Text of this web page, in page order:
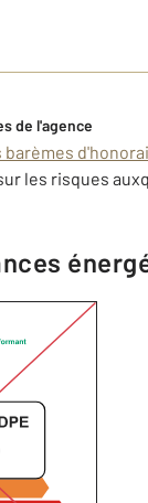
de l'agence
les risques